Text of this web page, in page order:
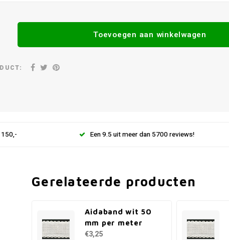
Toevoegen aan winkelwagen
Een 9.5 uit meer dan 5700 reviews!
Gerelateerde producten
Aidaband wit 50
mm per meter
€3,25